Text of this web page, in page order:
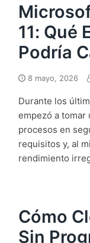
11: Qué
Podría
8 mayo, 2026
Durante los
empezó a tomar
procesos en
requisitos y, al
rendimiento
Cómo
Sin